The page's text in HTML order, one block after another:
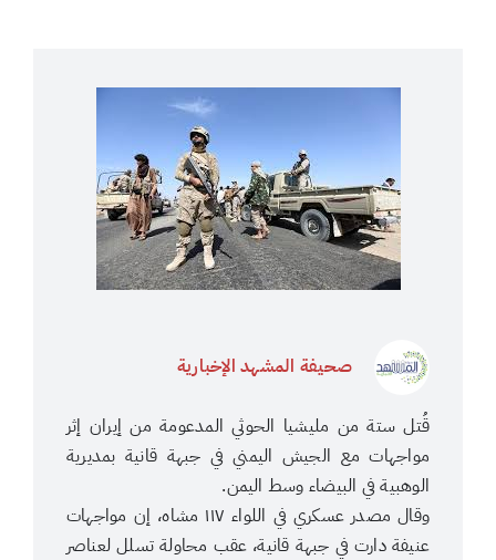
صحيفة المشهد الإخبارية
قُتل ستة من مليشيا الحوثي المدعومة من إيران إثر
مواجهات مع الجيش اليمني في جبهة قانية بمديرية
الوهبية في البيضاء وسط اليمن.
وقال مصدر عسكري في اللواء ١١٧ مشاه، إن مواجهات
عنيفة دارت في جبهة قانية، عقب محاولة تسلل لعناصر